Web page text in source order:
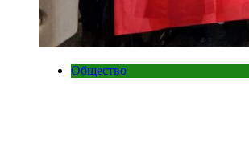
Общество